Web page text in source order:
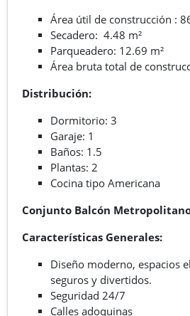
Área útil de construcción :
Secadero: 4.48 m²
Parqueadero: 12.69 m²
Área bruta total de
Distribución:
Dormitorio: 3
Garaje: 1
Baños: 1.5
Plantas: 2
Cocina tipo Americana
Conjunto Balcón
Características Generales:
Diseño moderno, espacios
seguros y divertidos.
Seguridad 24/7
Calles adoquinas